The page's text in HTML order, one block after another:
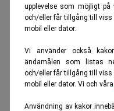
upplevelse som möjligt på
och/eller får tillgång till viss
mobil eller dator.
Vi använder också
ändamålen som listas
och/eller får tillgång till viss
mobil eller dator. Vi och våra
Användning av kakor